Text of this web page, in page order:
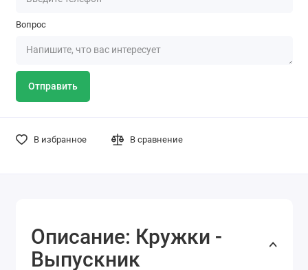
Вопрос
Отправить
В избранное В сравнение
Описание: Кружки -
Выпускник